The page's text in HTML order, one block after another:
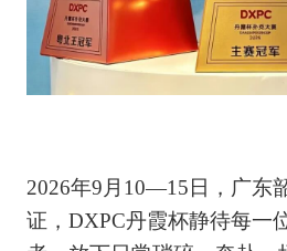
2026年9月10—15日，广东
证，DXPC丹霞杯静待每一